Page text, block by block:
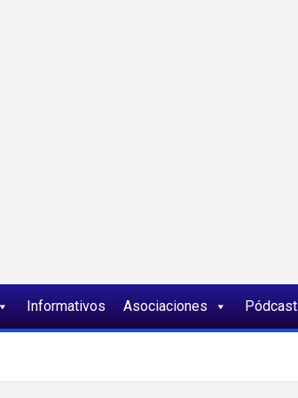
Informativos Asociaciones Pódcast